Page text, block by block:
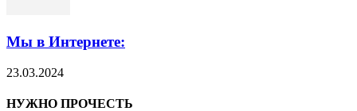
Мы в Интернете:
23.03.2024
НУЖНО ПРОЧЕСТЬ